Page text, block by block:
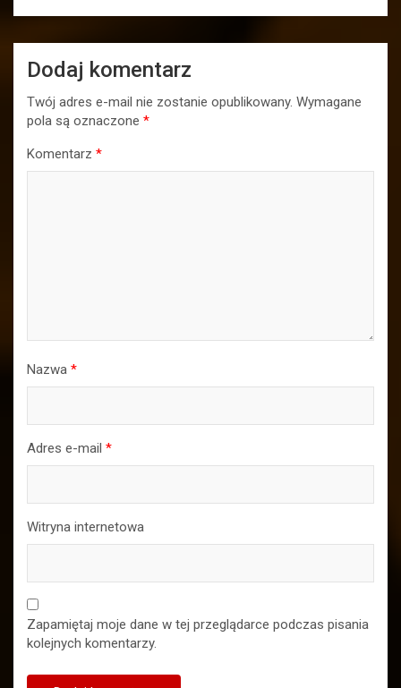
Dodaj komentarz
Twój adres e-mail nie zostanie opublikowany. Wymagane
pola są oznaczone *
Komentarz *
Nazwa *
Adres e-mail *
Witryna internetowa
Zapamiętaj moje dane w tej przeglądarce podczas pisania
kolejnych komentarzy.